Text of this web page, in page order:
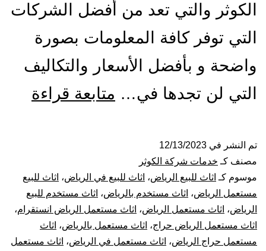
الكوثر والتي تعد من أفضل الشركات
التي توفر كافة المعلومات بصورة
واضحة و بأفضل الأسعار والتكاليف
التي لن تجدها في… متابعة قراءة
تم النشر في 12/13/2023
مصنف كـ خدمات شركة الكوثر
موسوم كـ اثاث للبيع الرياض، اثاث للبيع في الرياض، اثاث للبيع
مستعمل الرياض، اثاث مستخدم بالرياض، اثاث مستخدم للبيع
الرياض، اثاث مستعمل الرياض، اثاث مستعمل الرياض انستقرام،
اثاث مستعمل الرياض حراج، اثاث مستعمل بالرياض، اثاث
مستعمل حراج الرياض، اثاث مستعمل في الرياض، اثاث مستعمل